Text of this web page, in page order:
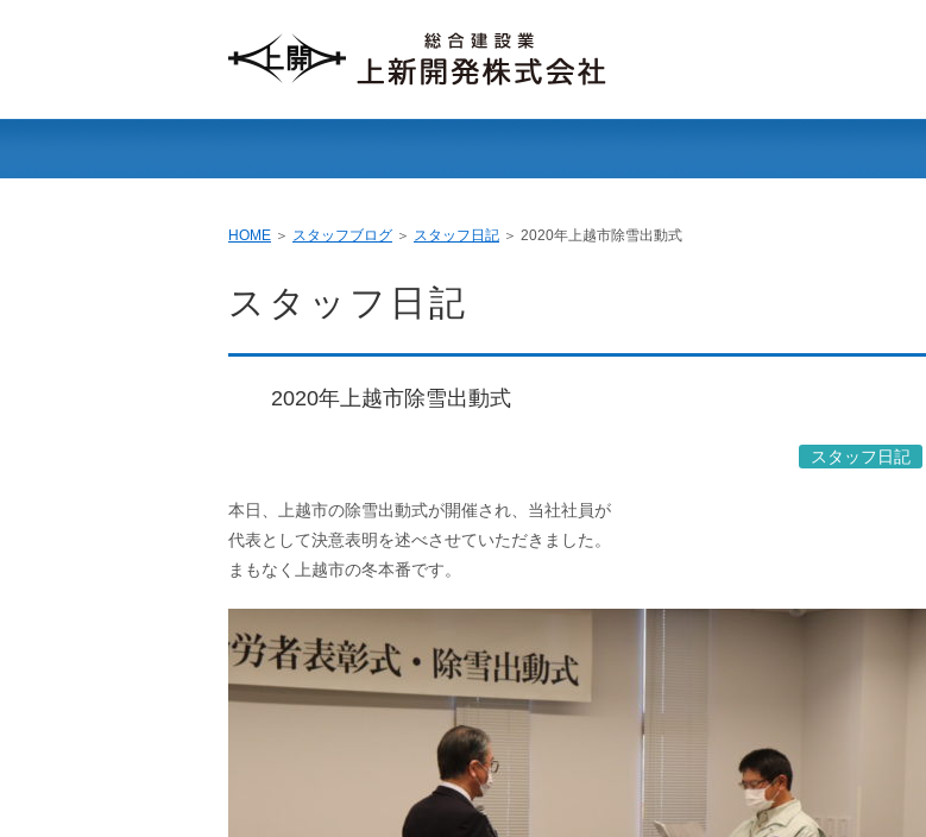
HOME ＞ スタッフブログ ＞ スタッフ日記 ＞ 2020年上越市除雪出動式
スタッフ日記
2020年上越市除雪出動式
スタッフ日記
本日、上越市の除雪出動式が開催され、当社社員が
代表として決意表明を述べさせていただきました。
まもなく上越市の冬本番です。